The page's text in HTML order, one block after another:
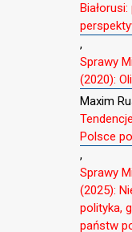
,
Sprawy
(2020):
Maxim
Polsce
,
Sprawy
(2025):
polityka,
państw